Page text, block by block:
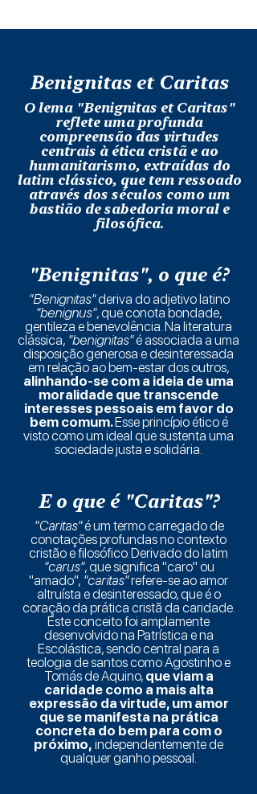
Benignitas et Caritas
O lema "Benignitas et Caritas"
reflete uma profunda
compreensão das virtudes
centrais à ética cristã e ao
humanitarismo, extraídas do
latim clássico, que tem ressoado
através dos séculos como um
bastião de sabedoria moral e
filosófica.
"Benignitas", o que é?
"Benignitas"deriva do adjetivo latino
"benignus", que conota bondade,
gentileza e benevolência. Na literatura
clássica, "benignitas"é associada a uma
disposição generosa e desinteressada
em relação ao bem-estar dos outros,
alinhando-se com a ideia de uma
moralidade que transcende
interesses pessoais em favor do
bem comum.Esse princípio ético é
visto como um ideal que sustenta uma
sociedade justa e solidária.
E o que é "Caritas"?
"Caritas"é um termo carregado de
conotações profundas no contexto
cristão e filosófico. Derivado do latim
"carus", que significa "caro" ou
"amado", "caritas"refere-se ao amor
altruísta e desinteressado, que é o
coração da prática cristã da caridade.
Este conceito foi amplamente
desenvolvido na Patrística e na
Escolástica, sendo central para a
teologia de santos como Agostinho e
Tomás de Aquino, que viam a
caridade como a mais alta
expressão da virtude, um amor
que se manifesta na prática
concreta do bem para com o
próximo, independentemente de
qualquer ganho pessoal.